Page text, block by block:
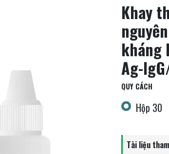
Khay
kháng
Ag-
QUY CÁCH
Hộp 30
Tài liệu